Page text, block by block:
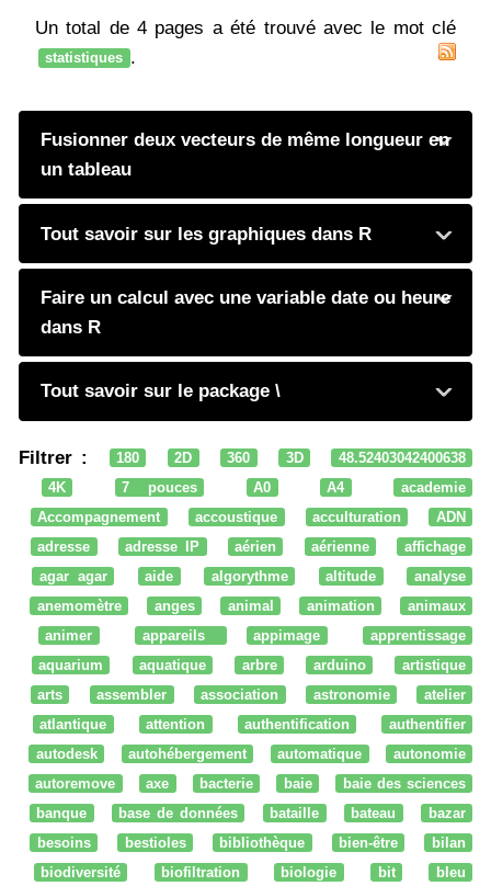
Un total de 4 pages a été trouvé avec le mot clé
statistiques .
Fusionner deux vecteurs de même longueur en
un tableau
Tout savoir sur les graphiques dans R
Faire un calcul avec une variable date ou heure
dans R
Tout savoir sur le package \
Filtrer : 180 2D 360 3D
48.52403042400638
4K
7 pouces A0 A4
academie
Accompagnement
accoustique acculturation
ADN
adresse
adresse IP aérien aérienne
affichage
agar agar
aide algorythme altitude
analyse
anemomètre
anges animal animation
animaux
animer
appareils appimage
apprentissage
aquarium
aquatique arbre arduino
artistique
arts
assembler association astronomie
atelier
atlantique
attention authentification
authentifier
autodesk
autohébergement automatique
autonomie
autoremove
axe bacterie baie
baie des sciences
banque
base de données bataille bateau
bazar
besoins
bestioles bibliothèque bien-être
bilan
biodiversité
biofiltration biologie bit
bleu